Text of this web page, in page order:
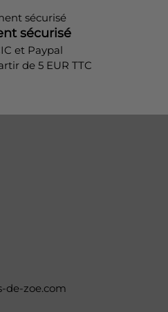
sécurisé
et Paypal
de 5 EUR TTC
de-zoe.com